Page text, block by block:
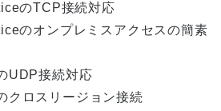
のTCP接続対応
のオンプレミスアクセスの簡素
UDP接続対応
クロスリージョン接続